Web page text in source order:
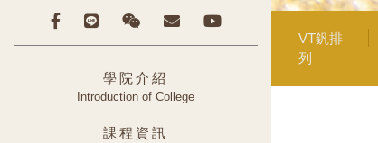
學院介紹
Introduction of College
課程資訊
VT釩排
列